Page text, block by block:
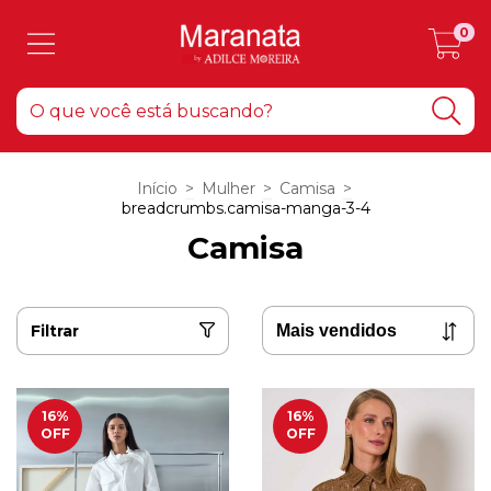
0
Início > Mulher > Camisa >
breadcrumbs.camisa-manga-3-4
Camisa
Filtrar
16%
OFF
16%
OFF